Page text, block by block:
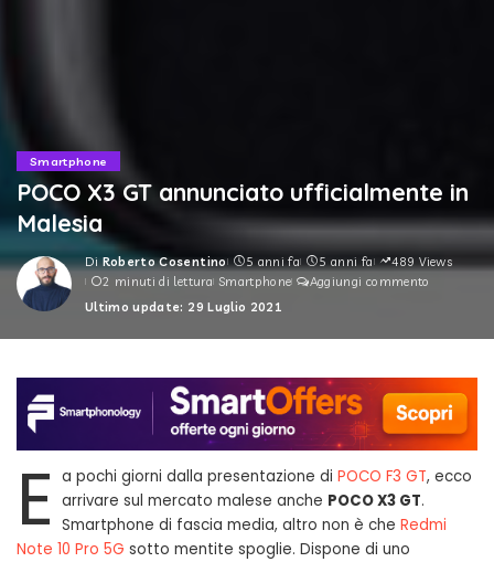
Smartphone
POCO X3 GT annunciato ufficialmente in
Malesia
Posted
by
Di Roberto Cosentino 5 anni fa 5 anni fa
489 Views
2 minuti di lettura Smartphone
Aggiungi commento
Ultimo update: 29 Luglio 2021
E a pochi giorni dalla presentazione di POCO F3 GT, ecco
arrivare sul mercato malese anche POCO X3 GT.
Smartphone di fascia media, altro non è che Redmi
Note 10 Pro 5G sotto mentite spoglie. Dispone di uno